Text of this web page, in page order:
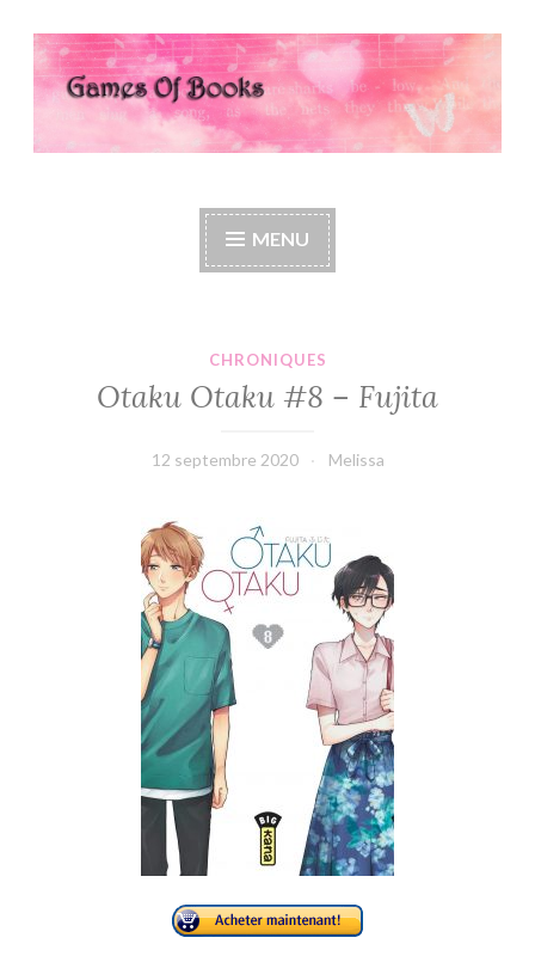
Accéder
au
contenu
Games Of Books
MENU
CHRONIQUES
Otaku Otaku #8 – Fujita
12 septembre 2020 Melissa